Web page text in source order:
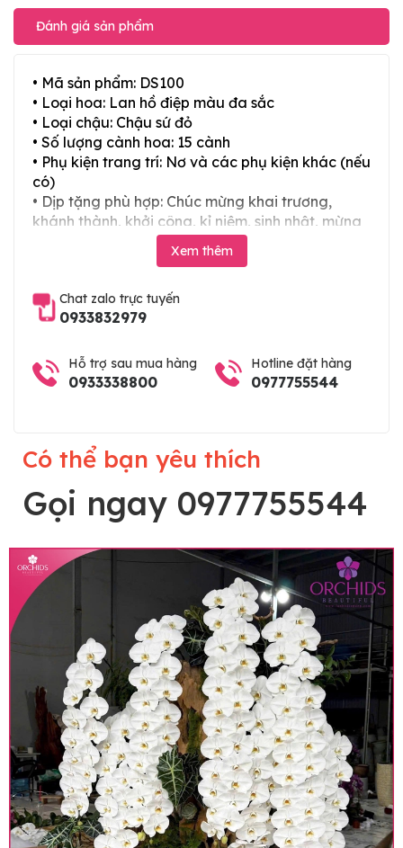
Đánh giá sản phẩm
• Mã sản phẩm: DS100
• Loại hoa: Lan hồ điệp màu đa sắc
• Loại chậu: Chậu sứ đỏ
• Số lượng cành hoa: 15 cành
• Phụ kiện trang trí: Nơ và các phụ kiện khác (nếu
có)
• Dịp tặng phù hợp: Chúc mừng khai trương,
khánh thành, khởi công, kỉ niệm, sinh nhật, mừng
thọ, mừng cưới, tân gia và các ngày lễ tết trong
Lưu ý trước khi đặt hàng
• Về cây hoa: Một chậu hoa lan hồ điệp đẹp và
hoàn chỉnh sẽ được phối ghép từ nhiều cây hoa
và tạo dáng hoàn toàn thủ công nên có thể sẽ
khác nhau đôi chút giữa sản phẩm thực tế và
Xem thêm
Chat zalo trực tuyến
0933832979
Hỗ trợ sau mua hàng
0933338800
Hotline đặt hàng
0977755544
Có thể bạn yêu thích
Gọi ngay 0977755544